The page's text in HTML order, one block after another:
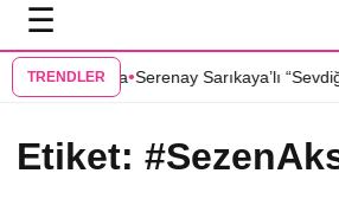
☰
TRENDLER
kadrosunda• Serenay Sarıkaya’lı
Etiket: